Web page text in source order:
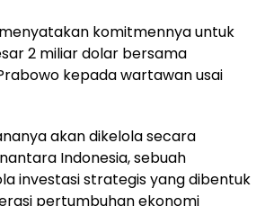
komitmennya untuk
2 miliar dolar bersama
kepada wartawan usai
akan dikelola secara
Indonesia, sebuah
investasi strategis yang dibentuk
pertumbuhan ekonomi